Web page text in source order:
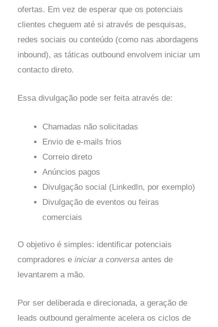
ofertas. Em vez de esperar que os potenciais
clientes cheguem até si através de pesquisas,
redes sociais ou conteúdo (como nas abordagens
inbound), as táticas outbound envolvem iniciar um
contacto direto.
Essa divulgação pode ser feita através de:
Chamadas não solicitadas
Envio de e-mails frios
Correio direto
Anúncios pagos
Divulgação social (LinkedIn, por exemplo)
Divulgação de eventos ou feiras
comerciais
O objetivo é simples: identificar potenciais
compradores einiciar a conversa antes de
levantarem a mão.
Por ser deliberada e direcionada, a geração de
leads outbound geralmente acelera os ciclos de